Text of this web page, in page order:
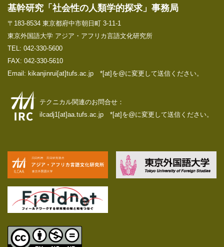
基幹研究「社会性の人類学的探求」事務局
〒183-8534 東京都府中市朝日町 3-11-1
東京外国語大学 アジア・アフリカ言語文化研究所
TEL: 042-330-5600
FAX: 042-330-5610
Email: kikanjinrui[at]tufs.ac.jp *[at]を@に変更して送信ください。
テクニカル関連のお問合せ：
ilcadj1[at]aa.tufs.ac.jp *[at]を@に変更して送信ください。